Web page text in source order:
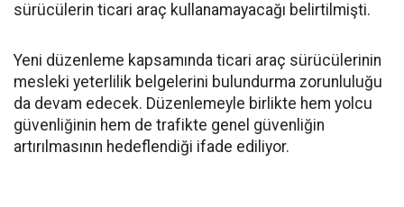
sürücülerin ticari araç kullanamayacağı belirtilmişti.
Yeni düzenleme kapsamında ticari araç sürücülerinin
mesleki yeterlilik belgelerini bulundurma zorunluluğu
da devam edecek. Düzenlemeyle birlikte hem yolcu
güvenliğinin hem de trafikte genel güvenliğin
artırılmasının hedeflendiği ifade ediliyor.